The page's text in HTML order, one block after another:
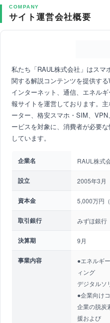
COMPANY
サイト運営会社概要
私たち「RAUL株式会社」はスマ
関する解説コンテンツを提供する
インターネット、通信、エネル
報サイトを運営しております。
ーター、格安スマホ・SIM、
ービスを対象に、消費者が必要
しています。
企業名 RAUL株式
設立 2005年3月
資本金 5,000万円
取引銀行 みずほ銀
決算期 9月
事業内容
●エネルギ
ィング
デジタルソ
●企業向け
企業の脱炭
援および